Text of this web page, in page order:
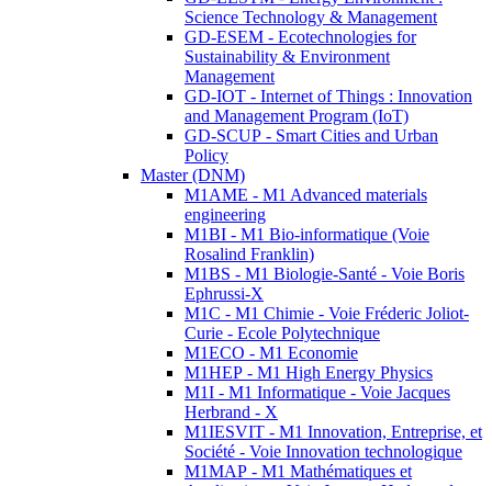
Science Technology & Management
GD-ESEM - Ecotechnologies for
Sustainability & Environment
Management
GD-IOT - Internet of Things : Innovation
and Management Program (IoT)
GD-SCUP - Smart Cities and Urban
Policy
Master (DNM)
M1AME - M1 Advanced materials
engineering
M1BI - M1 Bio-informatique (Voie
Rosalind Franklin)
M1BS - M1 Biologie-Santé - Voie Boris
Ephrussi-X
M1C - M1 Chimie - Voie Fréderic Joliot-
Curie - Ecole Polytechnique
M1ECO - M1 Economie
M1HEP - M1 High Energy Physics
M1I - M1 Informatique - Voie Jacques
Herbrand - X
M1IESVIT - M1 Innovation, Entreprise, et
Société - Voie Innovation technologique
M1MAP - M1 Mathématiques et